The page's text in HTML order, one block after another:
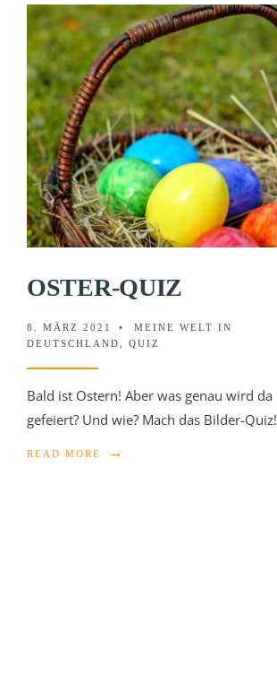
OSTER-QUIZ
8. MÄRZ 2021 •
MEINE WELT IN
DEUTSCHLAND
QUIZ
Bald ist Ostern! Aber was genau wird da
gefeiert? Und wie? Mach das Bilder-Quiz!
READ MORE →